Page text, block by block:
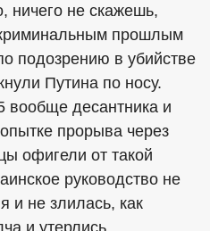
ничего не скажешь,
прошлым
подозрению в убийстве
Путина по носу.
десантника и
прорыва через
офигели от такой
руководство не
и не злилась, как
и утерлись